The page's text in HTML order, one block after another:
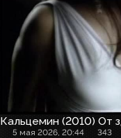
Кальцемин (2010) От
5 мая 2026, 20:44 343